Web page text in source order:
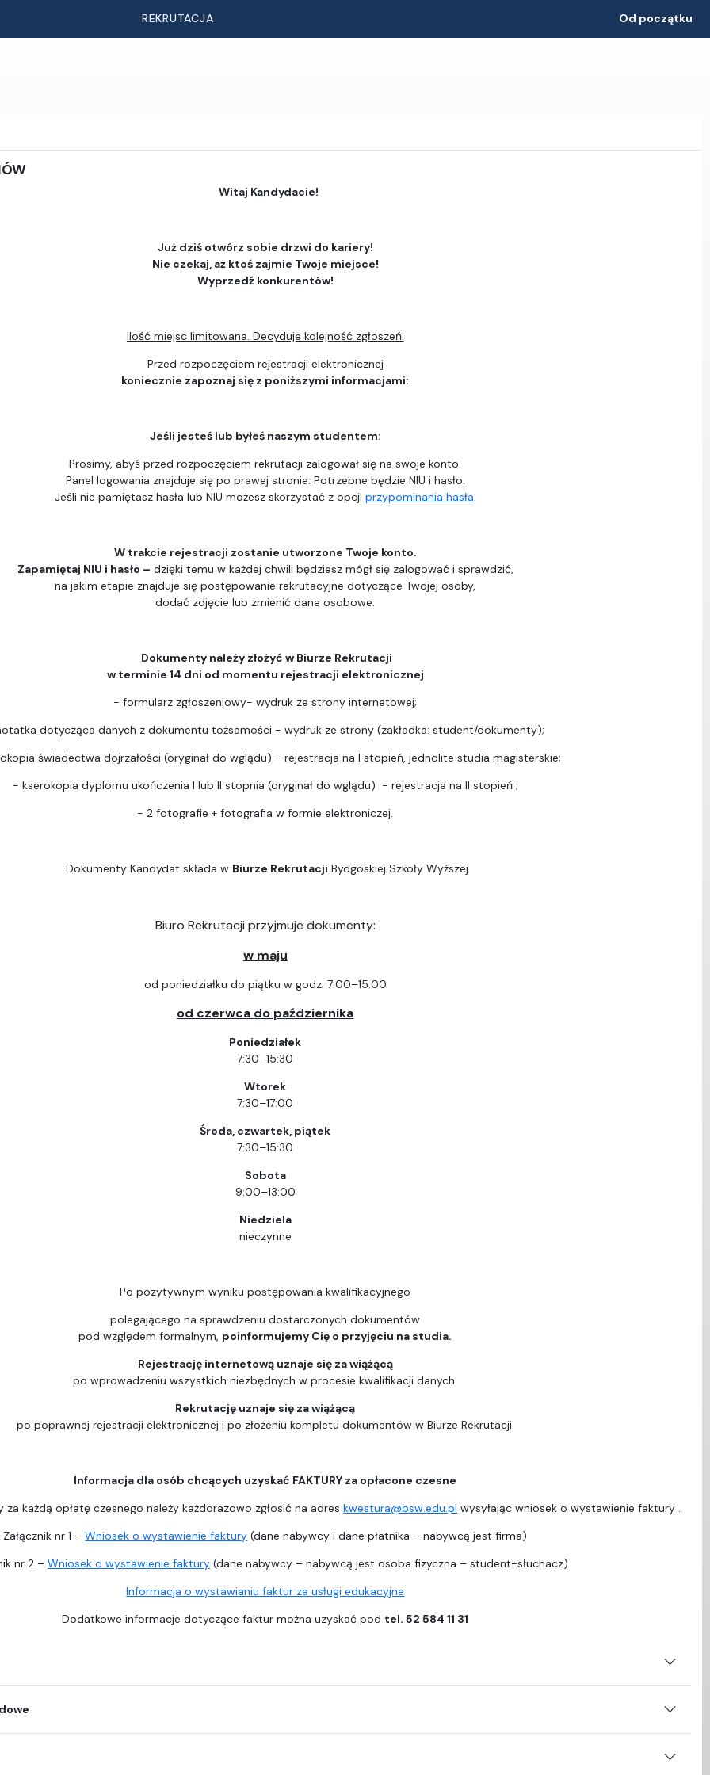
REKRUTACJA Od początku
Witaj Kandydacie!
Już dziś otwórz sobie drzwi do kariery!
Nie czekaj, aż ktoś zajmie Twoje miejsce!
Wyprzedź konkurentów!
Ilość miejsc limitowana. Decyduje kolejność zgłoszeń.
Przed rozpoczęciem rejestracji elektronicznej
koniecznie zapoznaj się z poniższymi informacjami:
Jeśli jesteś lub byłeś naszym studentem:
Prosimy, abyś przed rozpoczęciem rekrutacji zalogował się na swoje konto.
Panel logowania znajduje się po prawej stronie. Potrzebne będzie NIU i hasło.
Jeśli nie pamiętasz hasła lub NIU możesz skorzystać z opcji przypominania hasła
W trakcie rejestracji zostanie utworzone Twoje konto.
Zapamiętaj NIU i hasło – dzięki temu w każdej chwili będziesz mógł się zalogować i sprawdzić,
na jakim etapie znajduje się postępowanie rekrutacyjne dotyczące Twojej osoby,
dodać zdjęcie lub zmienić dane osobowe.
Dokumenty należy złożyć w Biurze Rekrutacji
w terminie 14 dni od momentu rejestracji elektronicznej
- formularz zgłoszeniowy- wydruk ze strony internetowej;
dotycząca danych z dokumentu tożsamości - wydruk ze strony (zakładka: student/dokumenty);
świadectwa dojrzałości (oryginał do wglądu) - rejestracja na I stopień, jednolite studia magisterskie;
- kserokopia dyplomu ukończenia I lub II stopnia (oryginał do wglądu) - rejestracja na II stopień ;
- 2 fotografie + fotografia w formie elektroniczej.
Dokumenty Kandydat składa w Biurze Rekrutacji Bydgoskiej Szkoły Wyższej
Biuro Rekrutacji przyjmuje dokumenty:
w maju
od poniedziałku do piątku w godz. 7:00–15:00
od czerwca do października
Poniedziałek
7:30–15:30
Wtorek
7:30–17:00
Środa, czwartek, piątek
7:30–15:30
Sobota
9:00–13:00
Niedziela
nieczynne
Po pozytywnym wyniku postępowania kwalifikacyjnego
polegającego na sprawdzeniu dostarczonych dokumentów
pod względem formalnym, poinformujemy Cię o przyjęciu na studia.
Rejestrację internetową uznaje się za wiążącą
po wprowadzeniu wszystkich niezbędnych w procesie kwalifikacji danych.
Rekrutację uznaje się za wiążącą
po poprawnej rejestracji elektronicznej i po złożeniu kompletu dokumentów w Biurze Rekrutacji.
Informacja dla osób chcących uzyskać FAKTURY za opłacone czesne
każdą opłatę czesnego należy każdorazowo zgłosić na adreskwestura@bsw.edu.pl wysyłając wniosek o wystawienie faktury .
Załącznik nr 1 –Wniosek o wystawienie faktury (dane nabywcy i dane płatnika – nabywcą jest firma)
nr 2 – Wniosek o wystawienie faktury(dane nabywcy – nabywcą jest osoba fizyczna – student-słuchacz)
Informacja o wystawianiu faktur za usługi edukacyjne
Dodatkowe informacje dotyczące faktur można uzyskać pod tel. 52 584 11 31